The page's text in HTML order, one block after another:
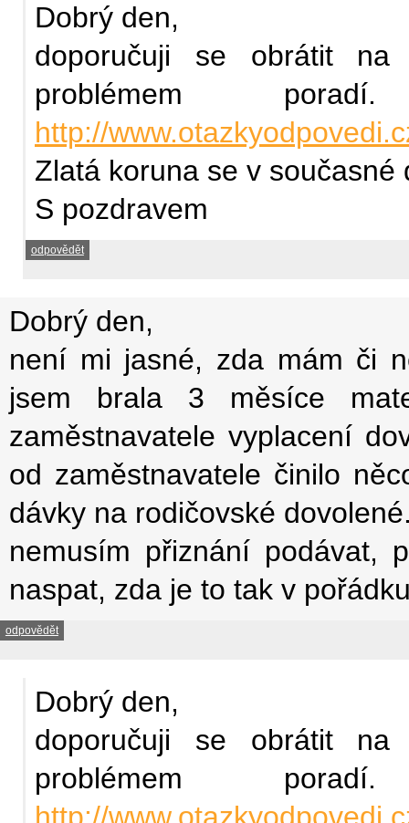
Dobrý den,
doporučuji se obrátit
problémem
http://
Zlatá koruna se v
S pozdravem
odpovědět
Dobrý den,
není mi jasné, zda mám či
jsem brala 3 měsíce
zaměstnavatele vyplacení
od zaměstnavatele činilo
dávky na rodičovské
nemusím přiznání podávat,
naspat, zda je to tak v
odpovědět
Dobrý den,
doporučuji se obrátit
problémem